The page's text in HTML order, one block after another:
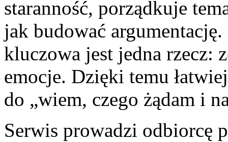
staranność, porządkuje
jak budować
kluczowa jest jedna rzecz:
emocje. Dzięki temu
do „wiem, czego żądam i
Serwis prowadzi odbiorcę